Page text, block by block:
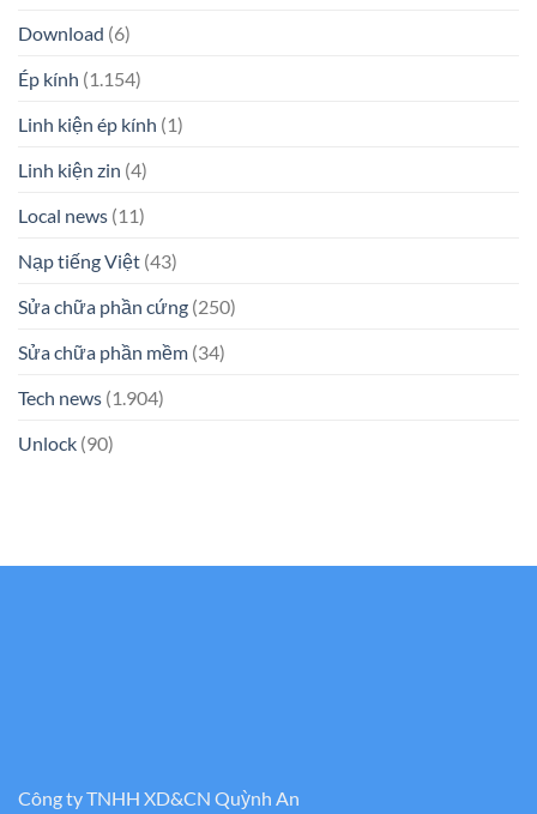
Download (6)
Ép kính (1.154)
Linh kiện ép kính (1)
Linh kiện zin (4)
Local news (11)
Nạp tiếng Việt (43)
Sửa chữa phần cứng (250)
Sửa chữa phần mềm (34)
Tech news (1.904)
Unlock (90)
Công ty TNHH XD&CN Quỳnh An